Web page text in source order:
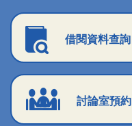
借閱資料查詢
討論室預約